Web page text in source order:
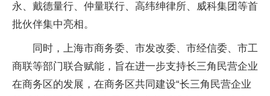
永、戴德量行、仲量联行、高纬绅律所、威科集团等首
批伙伴集中亮相。
同时，上海市商务委、市发改委、市经信委、市工
商联等部门联合赋能，旨在进一步支持长三角民营企业
在商务区的发展，在商务区共同建设“长三角民营企业